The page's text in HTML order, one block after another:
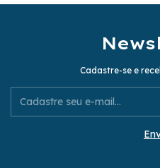
Cadastre-se e